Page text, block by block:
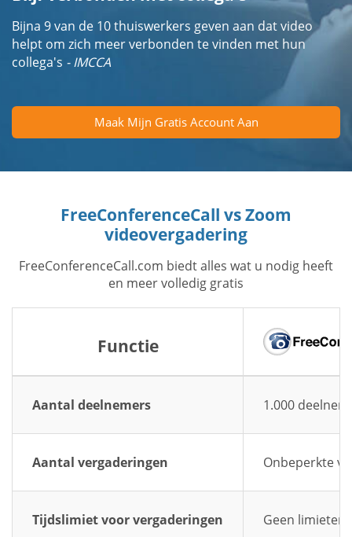
Bijna 9 van de 10 thuiswerkers geven aan dat video
helpt om zich meer verbonden te vinden met hun
collega's - IMCCA
Maak Mijn Gratis Account Aan
FreeConferenceCall vs Zoom
videovergadering
FreeConferenceCall.com biedt alles wat u nodig heeft
en meer volledig gratis
Functie
Aantal deelnemers 1.000
Aantal vergaderingen Onbeperkte
Tijdslimiet voor vergaderingen Geen limieten